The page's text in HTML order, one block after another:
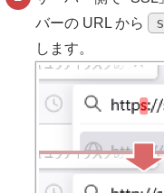
バーの URL から
s
します。